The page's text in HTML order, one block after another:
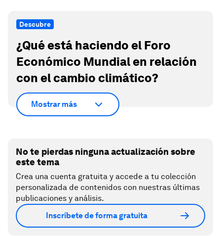
Descubre
¿Qué está haciendo el Foro
Económico Mundial en relación
con el cambio climático?
Mostrar más
No te pierdas ninguna actualización sobre
este tema
Crea una cuenta gratuita y accede a tu colección
personalizada de contenidos con nuestras últimas
publicaciones y análisis.
Inscríbete de forma gratuita